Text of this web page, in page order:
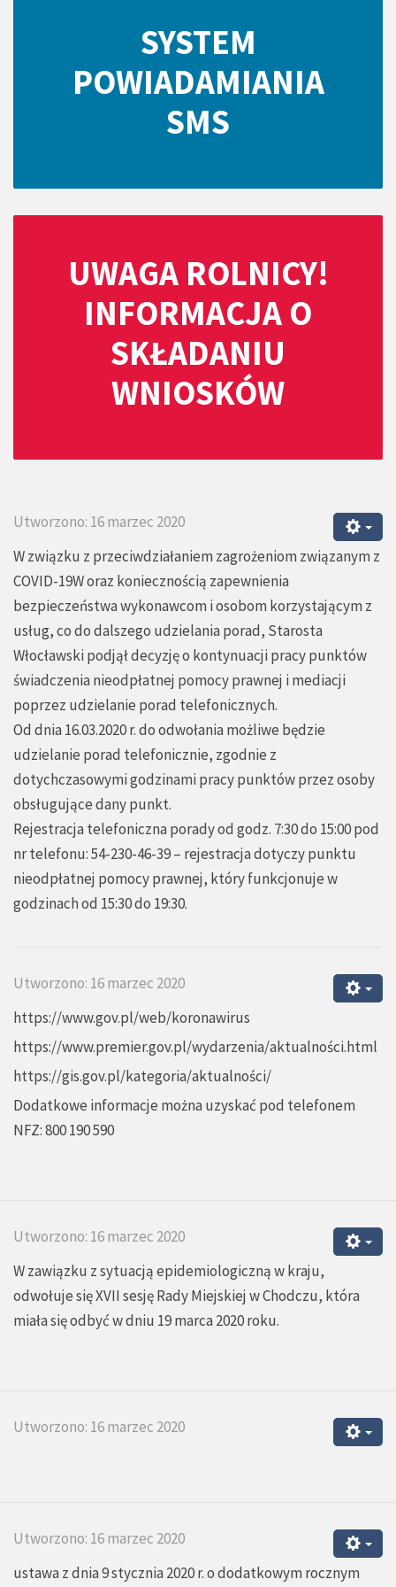
SYSTEM
POWIADAMIANIA
SMS
UWAGA ROLNICY!
INFORMACJA O
SKŁADANIU
WNIOSKÓW
Utworzono: 16 marzec 2020
W związku z przeciwdziałaniem zagrożeniom związanym z
COVID-19W oraz koniecznością zapewnienia
bezpieczeństwa wykonawcom i osobom korzystającym z
usług, co do dalszego udzielania porad, Starosta
Włocławski podjął decyzję o kontynuacji pracy punktów
świadczenia nieodpłatnej pomocy prawnej i mediacji
poprzez udzielanie porad telefonicznych.
Od dnia 16.03.2020 r. do odwołania możliwe będzie
udzielanie porad telefonicznie, zgodnie z
dotychczasowymi godzinami pracy punktów przez osoby
obsługujące dany punkt.
Rejestracja telefoniczna porady od godz. 7:30 do 15:00 pod
nr telefonu: 54-230-46-39 – rejestracja dotyczy punktu
nieodpłatnej pomocy prawnej, który funkcjonuje w
godzinach od 15:30 do 19:30.
Utworzono: 16 marzec 2020
https://www.gov.pl/web/koronawirus
https://www.premier.gov.pl/wydarzenia/aktualności.html
https://gis.gov.pl/kategoria/aktualności/
Dodatkowe informacje można uzyskać pod telefonem
NFZ: 800 190 590
Utworzono: 16 marzec 2020
W zawiązku z sytuacją epidemiologiczną w kraju,
odwołuje się XVII sesję Rady Miejskiej w Chodczu, która
miała się odbyć w dniu 19 marca 2020 roku.
Utworzono: 16 marzec 2020
Utworzono: 16 marzec 2020
ustawa z dnia 9 stycznia 2020 r. o dodatkowym rocznym